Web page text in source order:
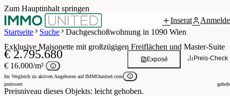
Zum Hauptinhalt springen
Inserat
Startseite
Suche Dachgeschoßwohnung in 1090 Wien
Grundriss
Exklusive Maisonette mit großzügigen Freiflächen und Master-Suite
€ 2.795.680
€ 16.000/m²
Im Vergleich zu aktiven Angeboten auf IMMOunited.com
preiswert
Preisniveau dieses Objekts: leicht gehoben.
Preis-Check
Exposé